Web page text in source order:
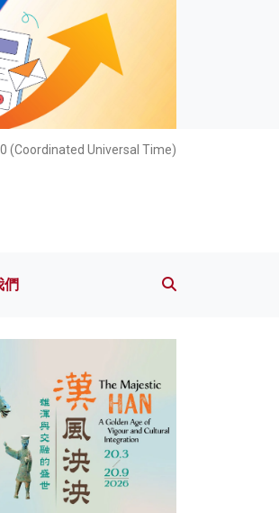
(Coordinated Universal Time)
於我們
們